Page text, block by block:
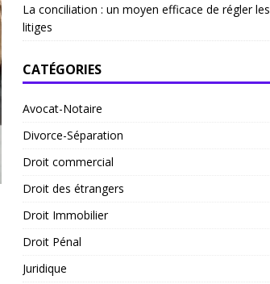
La conciliation : un moyen efficace de régler les
litiges
CATÉGORIES
Avocat-Notaire
Divorce-Séparation
Droit commercial
Droit des étrangers
Droit Immobilier
Droit Pénal
Juridique